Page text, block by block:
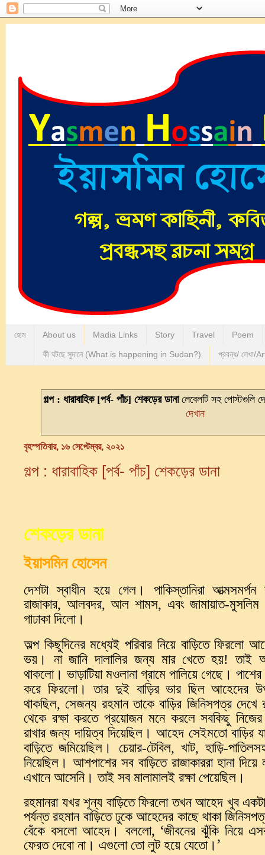
হোম About us Madia Links Story Travel Poem
কী ঘটছে সুদানে (What is happening in Sudan?) প্রবন্ধ/ লেখা/
গল্প : ধারাবাহিক [পর্ব- পাঁচ] শেকড়ের ডানালেবেলটি সহ পোস্টগুলি
দেখান
বৃহস্পতিবার, ১৬ সেপ্টেম্বর, ২০২১
গল্প : ধারাবাহিক [পর্ব- পাঁচ] শেকড়ের ডানা
শেকড়ের ডানা
ইয়াসমিন হোসেন
দেশটা স্বাধীন হয়ে গেল। পাকিস্তানিরা আত্মসমর্পন
রাজাকার, আলবদর,আল শামস, এবং জামায়াত-মুসলিম
গাঢাকা দিলো।
অল্প কিছুদিনের মধ্যেই পরিবার নিয়ে বাড়িতে ফিরলো
ভয় । না জানি দালালির জন্য মার খেতে হয়!তাই
থাকলো। ভাড়াটিয়া মওলানা গ্রামে পালিয়ে গেছে । পাশের
করে ফিরলো। তার দুই বাড়ির ভার ছিল আহেদের
থাকছিল,সেজন্য রহমান তাকে বাড়ির জিনিসপত্র দেখে
থেকে রক্ষা করতে প্রয়োজন মনে করলে সবকিছু নিজের
রাখার জন্য দায়িত্ব দিয়েছিল । আহেদ সেইমতো বাড়ির
বাড়িতে জমিয়েছিল । চেয়ার-টেবিল, খাট,হাড়ি-
নিয়েছিল । আশপাশের সব বাড়িতে রাজাকাররা হানা দিয়ে
এখানে আসেনি। তাই সব মালামালই রক্ষা পেয়েছিল ।
রহমানরা যখর শূন্য বাড়িতে ফিরলো তখন আহেদ খুব একটা
পর্যন্তরহমান বাড়িতেঢুকেআহেদের কাছে থাকা
বেঁকে বসলো আহেদ । বললো, ‘জীবনের ঝুঁকি নিয়ে
ফেরতদেবোনা। এগুলোতোলুটহয়েযেতো।’